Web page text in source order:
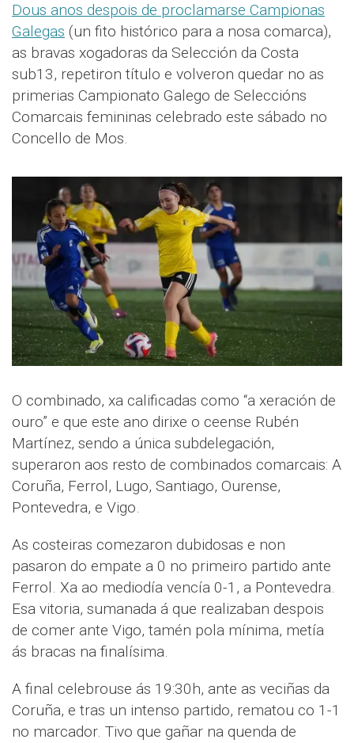
Dous anos despois de proclamarse Campionas
Galegas (un fito histórico para a nosa comarca),
as bravas xogadoras da Selección da Costa
sub13, repetiron título e volveron quedar no as
primerias Campionato Galego de Seleccións
Comarcais femininas celebrado este sábado no
Concello de Mos.
O combinado, xa calificadas como “a xeración de
ouro” e que este ano dirixe o ceense Rubén
Martínez, sendo a única subdelegación,
superaron aos resto de combinados comarcais: A
Coruña, Ferrol, Lugo, Santiago, Ourense,
Pontevedra, e Vigo.
As costeiras comezaron dubidosas e non
pasaron do empate a 0 no primeiro partido ante
Ferrol. Xa ao mediodía vencía 0-1, a Pontevedra.
Esa vitoria, sumanada á que realizaban despois
de comer ante Vigo, tamén pola mínima, metía
ás bracas na finalísima.
A final celebrouse ás 19:30h, ante as veciñas da
Coruña, e tras un intenso partido, rematou co 1-1
no marcador. Tivo que gañar na quenda de